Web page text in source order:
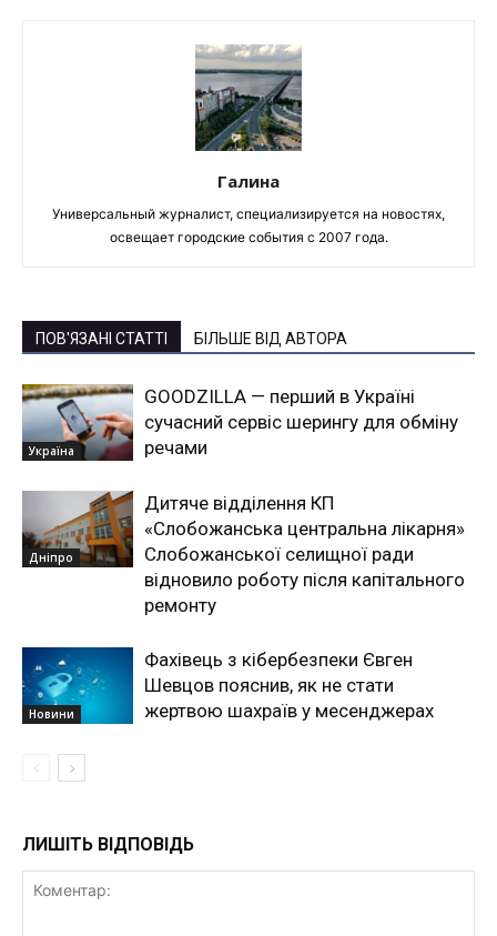
Галина
Универсальный журналист, специализируется на новостях,
освещает городские события с 2007 года.
ПОВ'ЯЗАНІ СТАТТІ БІЛЬШЕ ВІД АВТОРА
Україна
GOODZILLA — перший в Україні
сучасний сервіс шерингу для обміну
речами
Дніпро
Дитяче відділення КП
«Слобожанська центральна лікарня»
Слобожанської селищної ради
відновило роботу після капітального
ремонту
Новини
Фахівець з кібербезпеки Євген
Шевцов пояснив, як не стати
жертвою шахраїв у месенджерах
ЛИШІТЬ ВІДПОВІДЬ